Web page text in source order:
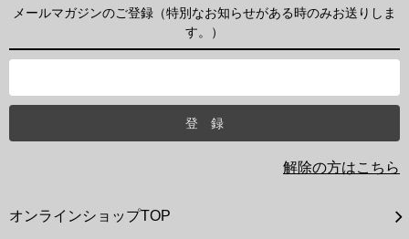
メールマガジンのご登録（特別なお知らせがある時のみお送りしま
す。）
解除の方はこちら
オンラインショップTOP